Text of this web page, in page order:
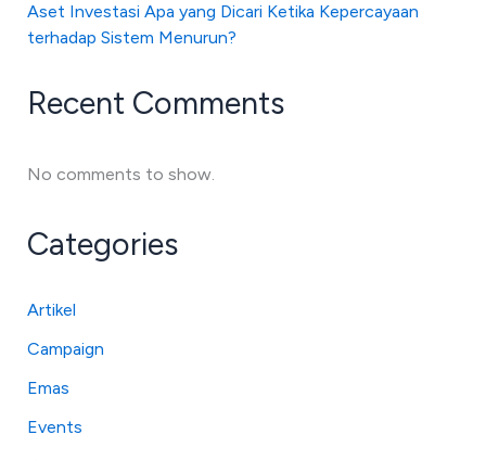
Aset Investasi Apa yang Dicari Ketika Kepercayaan
terhadap Sistem Menurun?
Recent Comments
No comments to show.
Categories
Artikel
Campaign
Emas
Events